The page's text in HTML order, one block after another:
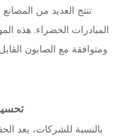
تنتج العديد من
المبادرات الخضراء. هذه
ومتوافقة مع الصابون
بالنسبة للشركات، يعد